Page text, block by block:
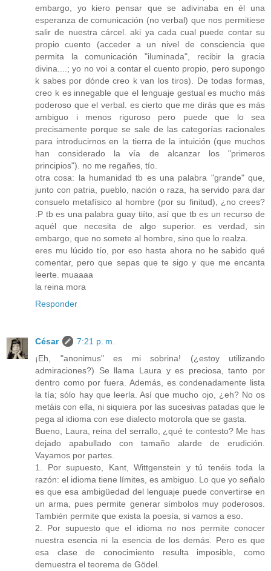
embargo, yo kiero pensar que se adivinaba en él una
esperanza de comunicación (no verbal) que nos permitiese
salir de nuestra cárcel. aki ya cada cual puede contar su
propio cuento (acceder a un nivel de consciencia que
permita la comunicación "iluminada", recibir la gracia
divina....; yo no voi a contar el cuento propio, pero supongo
k sabes por dónde creo k van los tiros). De todas formas,
creo k es innegable que el lenguaje gestual es mucho más
poderoso que el verbal. es cierto que me dirás que es más
ambiguo i menos riguroso pero puede que lo sea
precisamente porque se sale de las categorías racionales
para introducirnos en la tierra de la intuición (que muchos
han considerado la vía de alcanzar los "primeros
principios"). no me regañes, tío.
otra cosa: la humanidad tb es una palabra "grande" que,
junto con patria, pueblo, nación o raza, ha servido para dar
consuelo metafísico al hombre (por su finitud), ¿no crees?
:P tb es una palabra guay tiíto, así que tb es un recurso de
aquél que necesita de algo superior. es verdad, sin
embargo, que no somete al hombre, sino que lo realza.
eres mu lúcido tío, por eso hasta ahora no he sabido qué
comentar, pero que sepas que te sigo y que me encanta
leerte. muaaaa
la reina mora
Responder
César
7:21 p. m.
¡Eh, "anonimus" es mi sobrina! (¿estoy utilizando
admiraciones?) Se llama Laura y es preciosa, tanto por
dentro como por fuera. Además, es condenadamente lista
la tía; sólo hay que leerla. Así que mucho ojo, ¿eh? No os
metáis con ella, ni siquiera por las sucesivas patadas que le
pega al idioma con ese dialecto motorola que se gasta.
Bueno, Laura, reina del serrallo, ¿qué te contesto? Me has
dejado apabullado con tamaño alarde de erudición.
Vayamos por partes.
1. Por supuesto, Kant, Wittgenstein y tú tenéis toda la
razón: el idioma tiene límites, es ambiguo. Lo que yo señalo
es que esa ambigüedad del lenguaje puede convertirse en
un arma, pues permite generar símbolos muy poderosos.
También permite que exista la poesía, si vamos a eso.
2. Por supuesto que el idioma no nos permite conocer
nuestra esencia ni la esencia de los demás. Pero es que
esa clase de conocimiento resulta imposible, como
demuestra el teorema de Gödel.